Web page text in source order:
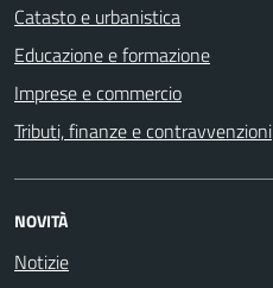
Catasto e urbanistica
Educazione e formazione
Imprese e commercio
Tributi, finanze e contravvenzioni
NOVITÀ
Notizie